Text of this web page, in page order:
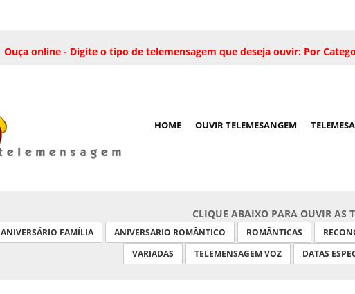
Ouça online - Digite o tipo de telemensagem que deseja ouvir: Por
HOME OUVIR TELEMESANGEM
CLIQUE ABAIXO PARA OUVIR AS
ANIVERSÁRIO FAMÍLIA ANIVERSARIO ROMÂNTICO ROMÂNTICAS
VARIADAS
TELEMENSAGEM VOZ DATAS